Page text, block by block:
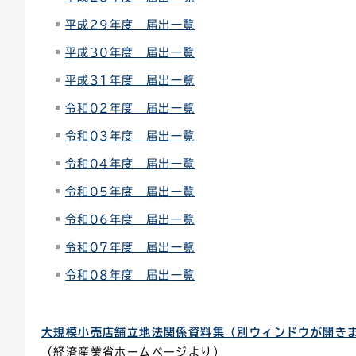
平成29年度 届出一覧
平成30年度 届出一覧
平成31年度 届出一覧
令和02年度 届出一覧
令和03年度 届出一覧
令和04年度 届出一覧
令和05年度 届出一覧
令和06年度 届出一覧
令和07年度 届出一覧
令和08年度 届出一覧
大規模小売店舗立地法関係資料集（別ウィンドウが開き
（経済産業省ホームページより）